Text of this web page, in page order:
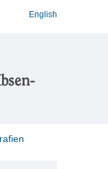
English